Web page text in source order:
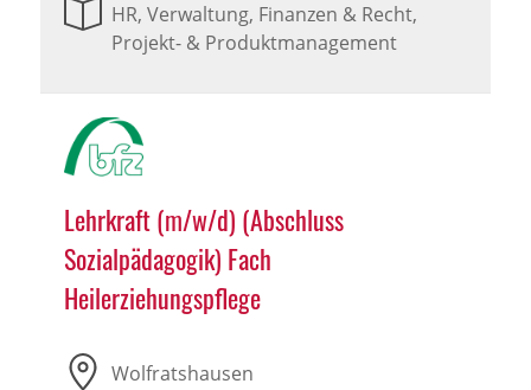
HR, Verwaltung, Finanzen & Recht,
Projekt- & Produktmanagement
Lehrkraft (m/w/d) (Abschluss
Sozialpädagogik) Fach
Heilerziehungspflege
Wolfratshausen